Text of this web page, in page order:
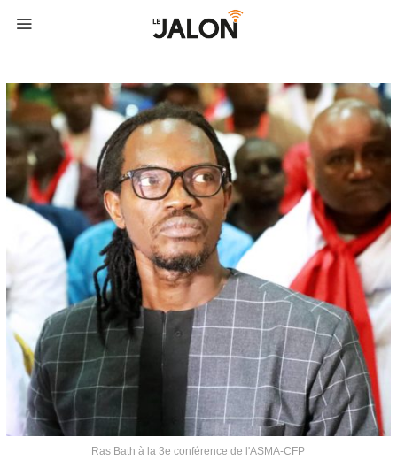
Ras Bath à la 3e conférence de l'ASMA-CFP